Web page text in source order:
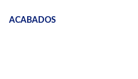
ACABADOS